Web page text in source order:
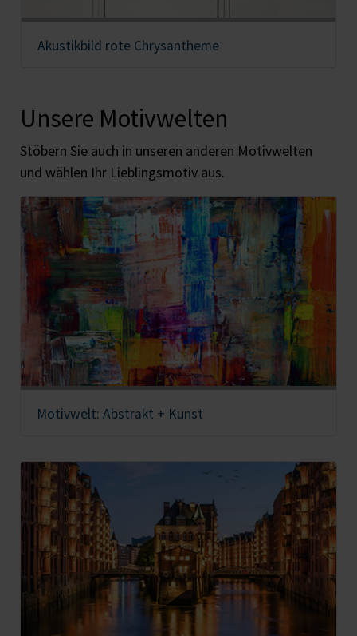
Akustikbild rote Chrysantheme
Unsere Motivwelten
Stöbern Sie auch in unseren anderen Motivwelten
und wählen Ihr Lieblingsmotiv aus.
Motivwelt: Abstrakt + Kunst